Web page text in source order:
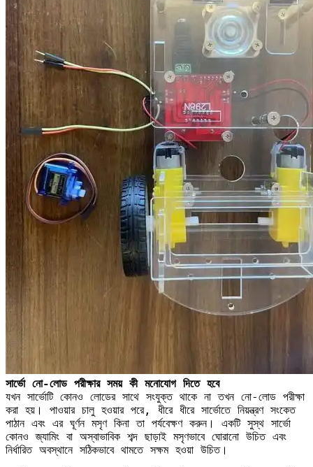
সার্ভো নো-লোড পরীক্ষার সময় কী মনোযোগ দিতে হবে
যখন সার্ভোটি কোনও লোডের সাথে সংযুক্ত থাকে না তখন নো-লোড পরীক্ষা
করা হয়। পাওয়ার চালু হওয়ার পরে, ধীরে ধীরে সার্ভোতে নিয়ন্ত্রণ সংকেত
পাঠান এবং এর ঘূর্ণন মসৃণ কিনা তা পর্যবেক্ষণ করুন। একটি সুস্থ সার্ভো
কোনও জ্যামিং বা অস্বাভাবিক শব্দ ছাড়াই মসৃণভাবে ঘোরানো উচিত এবং
নির্ধারিত অবস্থানে সঠিকভাবে থামতে সক্ষম হওয়া উচিত।